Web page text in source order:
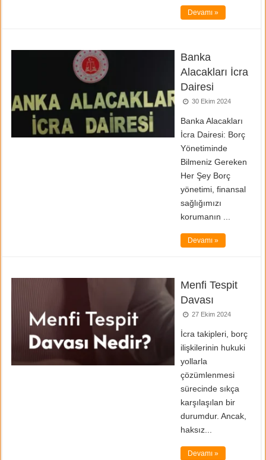
Devamı »
Banka
Alacakları İcra
Dairesi
30 Ekim 2024
Banka Alacakları
İcra Dairesi: Borç
Yönetiminde
Bilmeniz Gereken
Her Şey Borç
yönetimi, finansal
sağlığımızı
korumanın ...
Devamı »
Menfi Tespit
Davası
27 Ekim 2024
İcra takipleri, borç
ilişkilerinin hukuki
yollarla
çözümlenmesi
sürecinde sıkça
karşılaşılan bir
durumdur. Ancak,
haksız...
Devamı »